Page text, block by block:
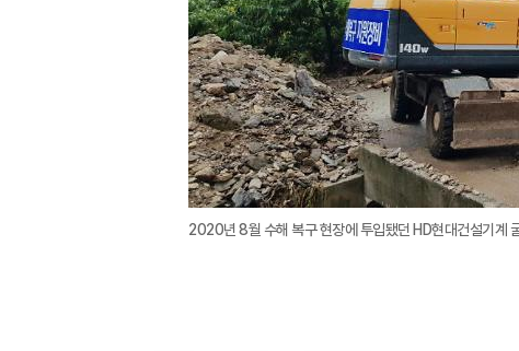
2020년 8월 수해 복구 현장에 투입됐던 HD현대건설기계